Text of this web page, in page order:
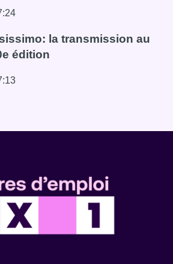
plantation du Meyboom célébrée
la transmission au
édition
Classissimo: la transmission au